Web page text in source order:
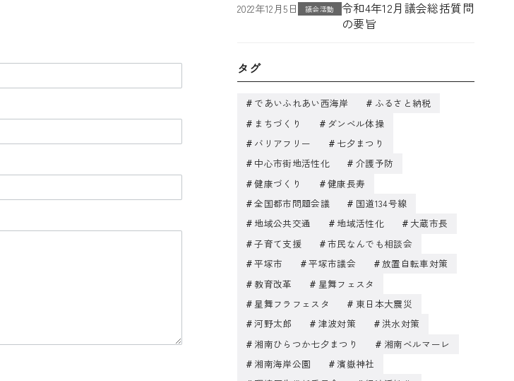
2022年12月5日 議会活動
令和4年12月議会総括質問
の要旨
タグ
であいふれあい西海岸
ふるさと納税
まちづくり
ダンベル体操
バリアフリー
七夕まつり
中心市街地活性化
介護予防
健康づくり
健康長寿
全国都市問題会議
国道134号線
地域公共交通
地域活性化
大蔵市長
子育て支援
市民なんでも相談会
平塚市
平塚市議会
放置自転車対策
教育改革
星舞フェスタ
星舞フラフェスタ
東日本大震災
河野太郎
津波対策
洪水対策
湘南ひらつか七夕まつり
湘南ベルマーレ
湘南海岸公園
濱嶽神社